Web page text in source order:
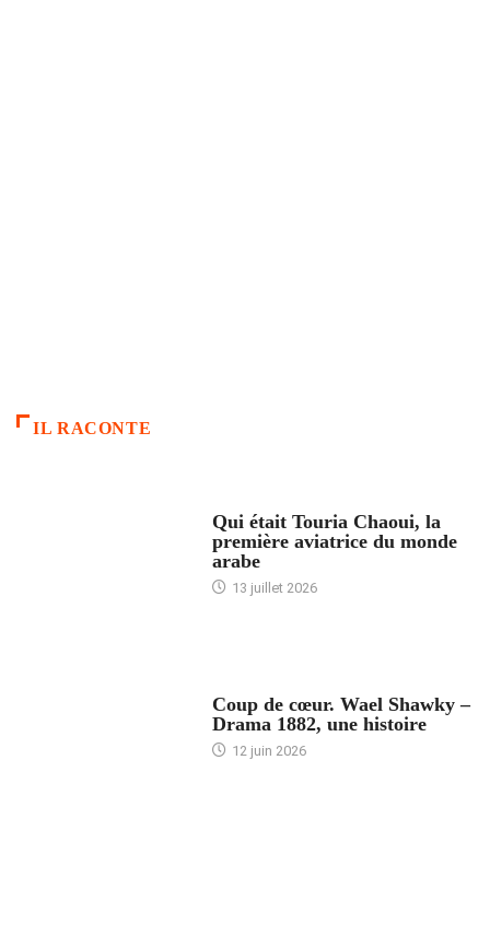
IL RACONTE
Qui était Touria Chaoui, la
première aviatrice du monde
arabe
13 juillet 2026
Coup de cœur. Wael Shawky –
Drama 1882, une histoire
12 juin 2026